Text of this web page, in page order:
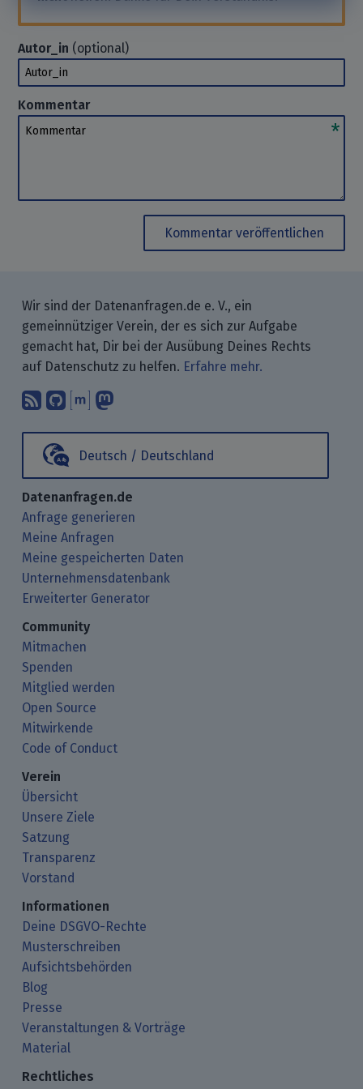
Autor_in (optional)
Autor_in
Kommentar
Kommentar
Kommentar veröffentlichen
Wir sind der Datenanfragen.de e. V., ein
gemeinnütziger Verein, der es sich zur Aufgabe
gemacht hat, Dir bei der Ausübung Deines Rechts
auf Datenschutz zu helfen. Erfahre mehr.
Abonniere unsere Blogbeiträge mit
Finde uns bei GitHub.
Unterhalte Dich mit uns über
Deutsch / Deutschland
Datenanfragen.de
Anfrage generieren
Meine Anfragen
Meine gespeicherten Daten
Unternehmensdatenbank
Erweiterter Generator
Community
Mitmachen
Spenden
Mitglied werden
Open Source
Mitwirkende
Code of Conduct
Verein
Übersicht
Unsere Ziele
Satzung
Transparenz
Vorstand
Informationen
Deine DSGVO-Rechte
Musterschreiben
Aufsichtsbehörden
Blog
Presse
Veranstaltungen & Vorträge
Material
Rechtliches